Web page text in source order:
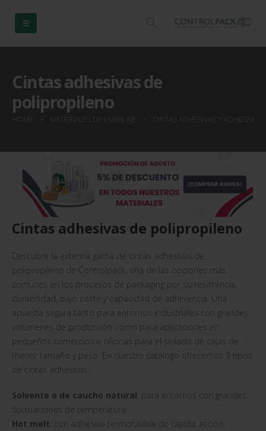
Cintas adhesivas de
polipropileno
HOME MATERIALES DE EMBALAJE CINTAS ADHESIVAS Y ADHESIVOS
Cintas adhesivas de polipropileno
Descubre la extensa gama de cintas adhesivas de
polipropileno de Controlpack, una de las opciones más
comunes en los procesos de packaging por su resistencia,
durabilidad, bajo coste y capacidad de adherencia. Una
apuesta segura tanto para entornos industriales con grandes
volúmenes de producción como para aplicaciones en
pequeños comercios u oficinas para el sellado de cajas de
menor tamaño y peso. En nuestro catálogo ofrecemos 3 tipos
de cintas adhesivas:
Solvente o de caucho natural: para entornos con grandes
fluctuaciones de temperatura.
Hot melt: con adhesivo termofusible de rápida acción,